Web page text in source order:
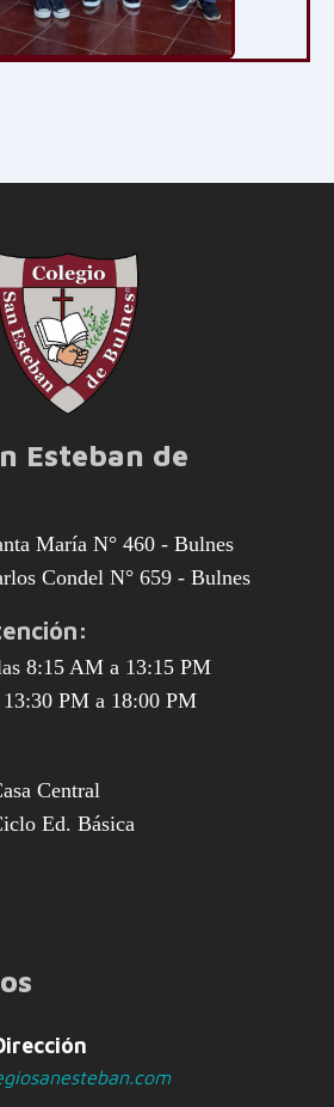
Esteban de
María N° 460 - Bulnes
Condel N° 659 - Bulnes
8:15 AM a 13:15 PM
13:30 PM a 18:00 PM
Central
Ed. Básica